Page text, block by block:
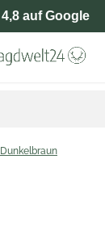
4,8 auf Google